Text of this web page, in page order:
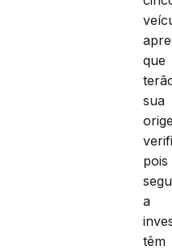
que
sua
pois
a
têm